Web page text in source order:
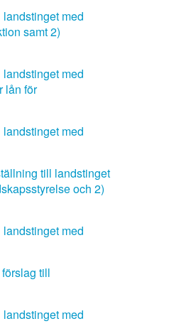
med
samt 2)
med
lån för
med
till landstinget
och 2)
med
till
med